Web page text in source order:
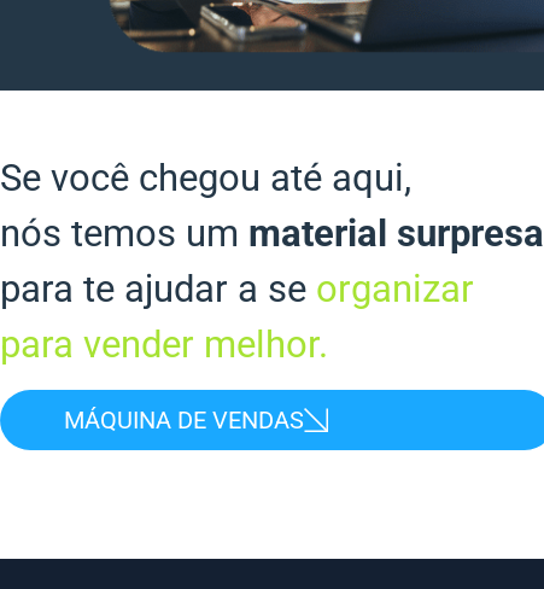
Se você chegou até aqui,
nós temos um material surpresa
para te ajudar a se organizar
para vender melhor.
MÁQUINA DE VENDAS